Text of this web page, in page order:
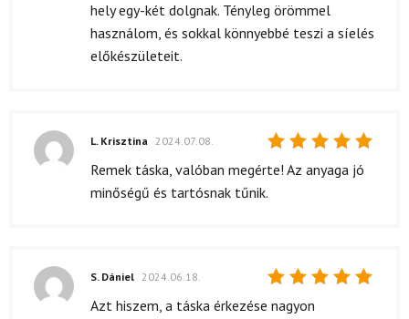
hely egy-két dolgnak. Tényleg örömmel
használom, és sokkal könnyebbé teszi a síelés
előkészületeit.
Értékelés:
L. Krisztina 2024.07.08.
Remek táska, valóban megérte! Az anyaga jó
minőségű és tartósnak tűnik.
Értékelés:
S. Dániel 2024.06.18.
Azt hiszem, a táska érkezése nagyon